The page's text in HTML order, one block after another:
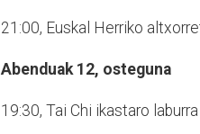
21:00, Euskal Herriko
Abenduak 12, osteguna
19:30, Tai Chi ikastaro